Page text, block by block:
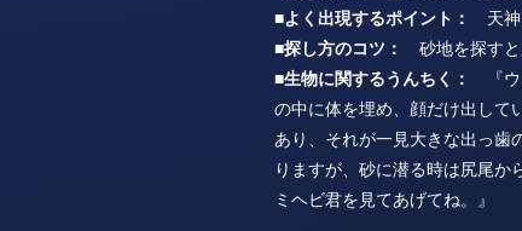
■よく出現するポイント：
天神
■探し方のコツ：
砂地を探すと
■生物に関するうんちく：
『ウ
の中に体を埋め、顔だけ出して
あり、それが一見大きな出っ歯
りますが、砂に潜る時は尻尾
ミヘビ君を見てあげてね。』